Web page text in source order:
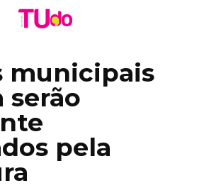
municipais
serão
pela